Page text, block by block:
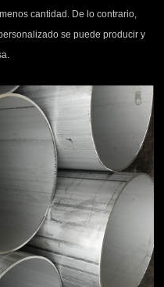
cantidad. De lo contrario,
se puede producir y